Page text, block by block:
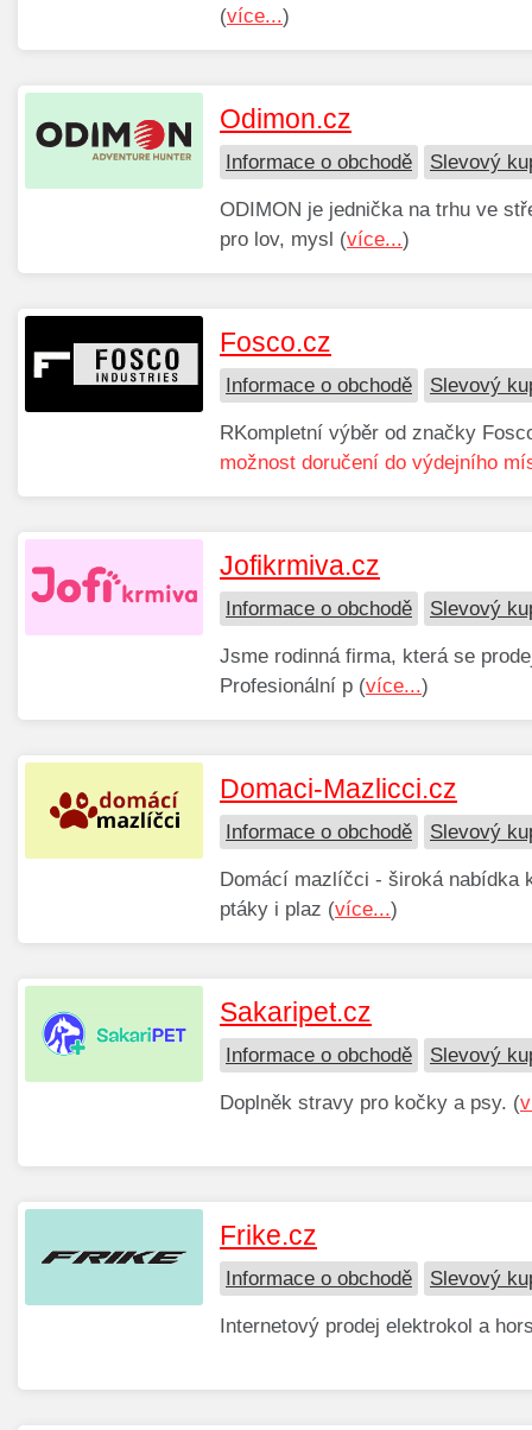
(více...)
Odimon.cz
Informace o obchodě Slevový
ODIMON je jednička na trhu ve
pro lov, mysl (více...)
Fosco.cz
Informace o obchodě Slevový
RKompletní výběr od značky
možnost doručení do výdejního
Jofikrmiva.cz
Informace o obchodě Slevový
Jsme rodinná firma, která se
Profesionální p (více...)
Domaci-Mazlicci.cz
Informace o obchodě Slevový
Domácí mazlíčci - široká nabídka
ptáky i plaz (více...)
Sakaripet.cz
Informace o obchodě Slevový
Doplněk stravy pro kočky a psy. (
Frike.cz
Informace o obchodě Slevový
Internetový prodej elektrokol a